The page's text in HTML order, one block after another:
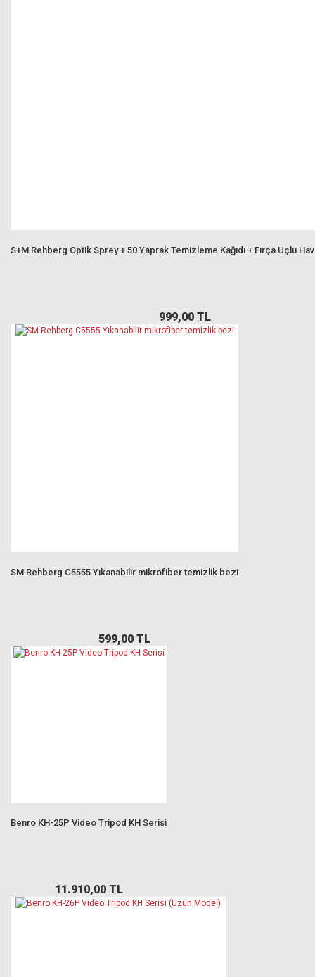
S+M Rehberg Optik Sprey + 50 Yaprak Temizleme Kağıdı + Fırça Uçlu
999,00 TL
SM Rehberg C5555 Yıkanabilir mikrofiber temizlik bezi
599,00 TL
Benro KH-25P Video Tripod KH Serisi
11.910,00 TL